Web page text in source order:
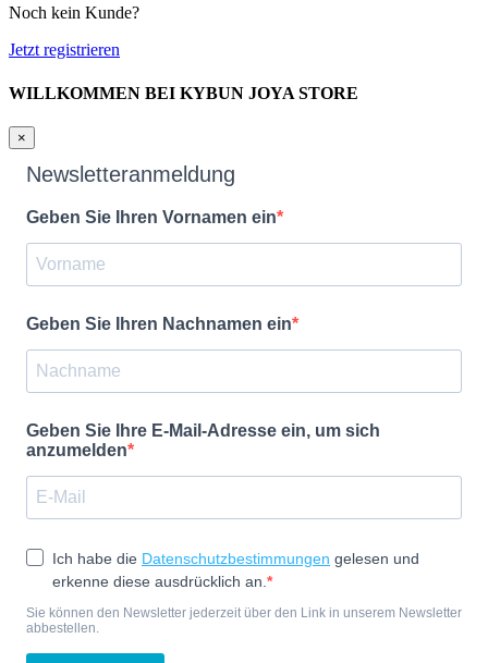
Noch kein Kunde?
Jetzt registrieren
WILLKOMMEN BEI KYBUN JOYA STORE
×
Newsletteranmeldung
Geben Sie Ihren Vornamen ein
Geben Sie Ihren Nachnamen ein
Geben Sie Ihre E-Mail-Adresse ein, um sich
anzumelden
Ich habe die Datenschutzbestimmungen gelesen und
erkenne diese ausdrücklich an.
Sie können den Newsletter jederzeit über den Link in unserem Newsletter
abbestellen.